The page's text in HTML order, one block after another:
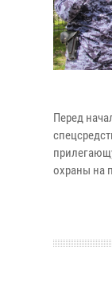
Перед
охраны на